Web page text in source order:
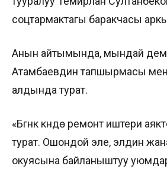
соцтармактагы баракчасы
Анын айтымында, мындай
Атамбаевдин тапшырмасы
алдында турат.
«Бүгүнкү күндө ремонт иштери
турат. Ошондой эле, элдин
окуясына байланыштуу